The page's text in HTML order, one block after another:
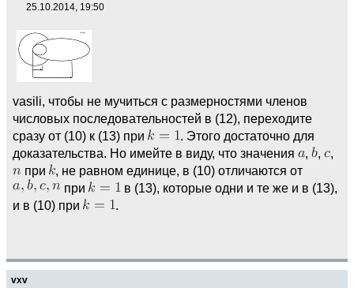
25.10.2014, 19:50
vasili, чтобы не мучиться с размерностями членов
числовых последовательностей в (12), переходите
сразу от (10) к (13) при
. Этого достаточно для
доказательства. Но имейте в виду, что значения
, ,
,
при
, не равном единице, в (10) отличаются от
при
в (13), которые одни и те же и в (13),
и в (10) при
.
vxv